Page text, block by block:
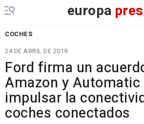
europa
COCHES
24 DE ABRIL DE 2019
Ford firma un
Amazon y Automatic
impulsar la
coches conectados